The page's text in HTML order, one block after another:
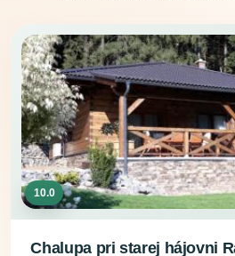
10.0
Chalupa pri starej hájovni